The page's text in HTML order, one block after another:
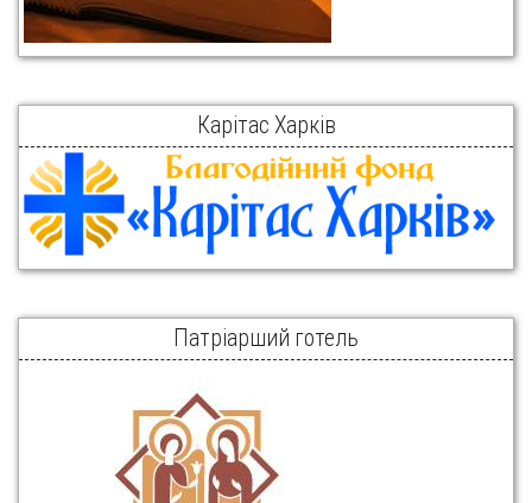
Карітас Харків
Патріарший готель